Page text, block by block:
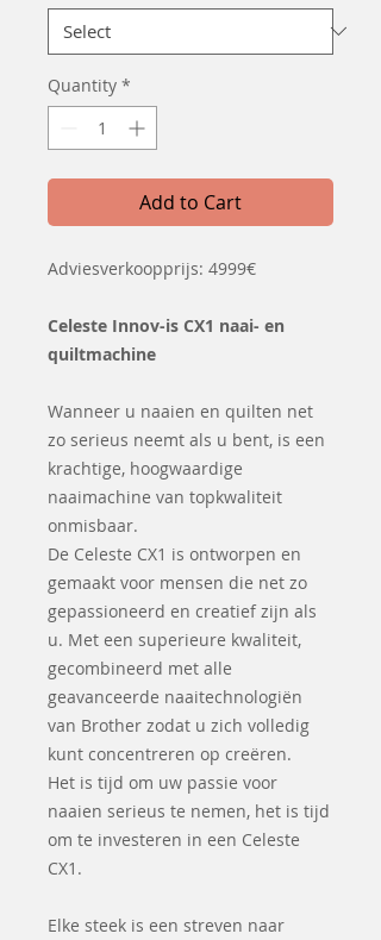
Quantity *
Add to Cart
Adviesverkoopprijs: 4999€
Celeste Innov-is CX1 naai- en
quiltmachine
Wanneer u naaien en quilten net
zo serieus neemt als u bent, is een
krachtige, hoogwaardige
naaimachine van topkwaliteit
onmisbaar.
De Celeste CX1 is ontworpen en
gemaakt voor mensen die net zo
gepassioneerd en creatief zijn als
u. Met een superieure kwaliteit,
gecombineerd met alle
geavanceerde naaitechnologiën
van Brother zodat u zich volledig
kunt concentreren op creëren.
Het is tijd om uw passie voor
naaien serieus te nemen, het is tijd
om te investeren in een Celeste
CX1.
Elke steek is een streven naar